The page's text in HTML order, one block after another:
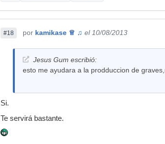
#18 por kamikase ♕ ♫ el 10/08/2013
Jesus Gum escribió:
esto me ayudara a la prodduccion de
Si.
Te servirá bastante.